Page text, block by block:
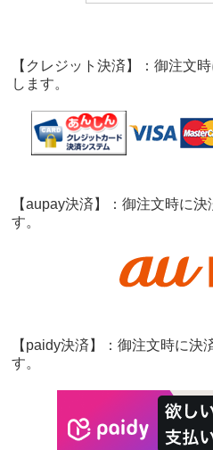
【クレジット決済】：御注文
します。
【aupay決済】：御注文時に
す。
【paidy決済】：御注文時に決
す。